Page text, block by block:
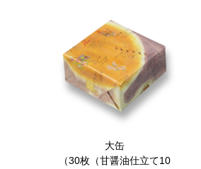
大缶
（30枚（甘醤油仕立て10